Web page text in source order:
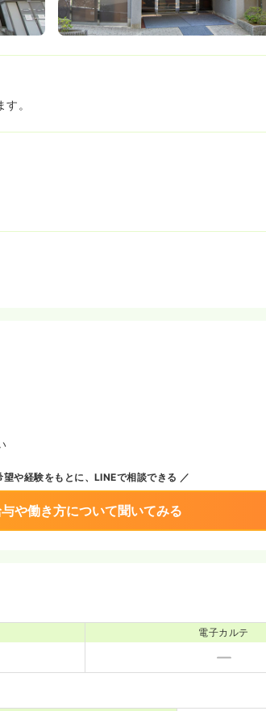
。
望や経験をもとに、LINEで相談できる
や働き方について聞いてみる
電子カルテ